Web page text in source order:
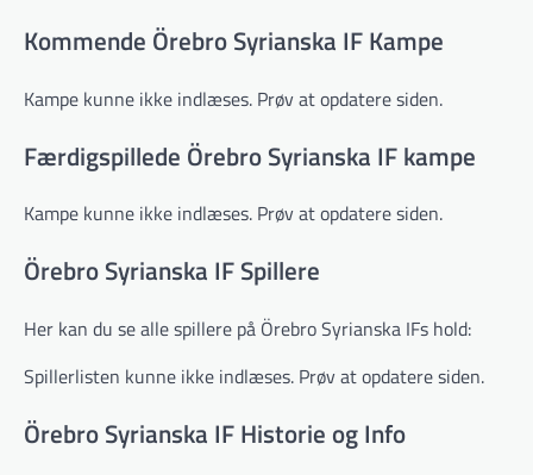
Kommende Örebro Syrianska IF Kampe
Kampe kunne ikke indlæses. Prøv at opdatere siden.
Færdigspillede Örebro Syrianska IF kampe
Kampe kunne ikke indlæses. Prøv at opdatere siden.
Örebro Syrianska IF Spillere
Her kan du se alle spillere på Örebro Syrianska IFs hold:
Spillerlisten kunne ikke indlæses. Prøv at opdatere siden.
Örebro Syrianska IF Historie og Info